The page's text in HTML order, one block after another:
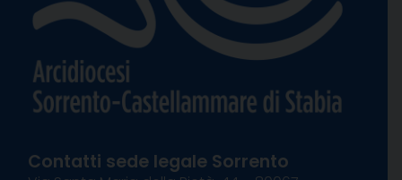
Contatti sede legale Sorrento